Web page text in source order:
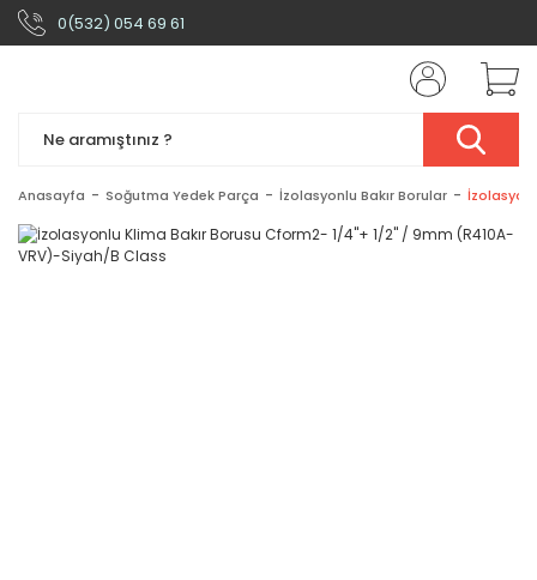
0(532) 054 69 61
Anasayfa Soğutma Yedek Parça İzolasyonlu Bakır Borular